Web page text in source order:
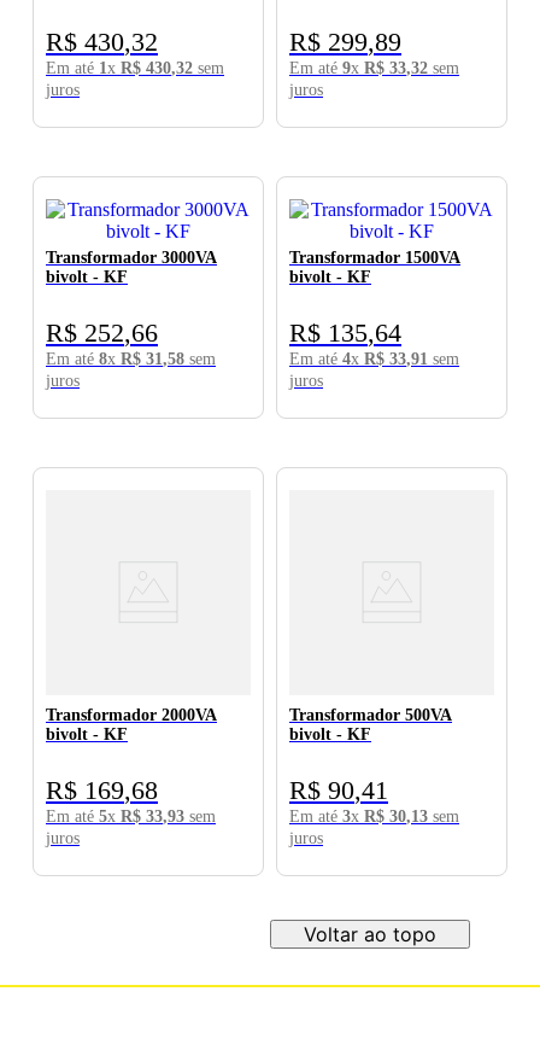
R$ 430,32
Em até 1x R$ 430,32 sem
juros
R$ 299,89
Em até 9x R$ 33,32 sem
juros
Transformador 3000VA
bivolt - KF
R$ 252,66
Em até 8x R$ 31,58 sem
juros
Transformador 1500VA
bivolt - KF
R$ 135,64
Em até 4x R$ 33,91 sem
juros
Transformador 2000VA
bivolt - KF
R$ 169,68
Em até 5x R$ 33,93 sem
juros
Transformador 500VA
bivolt - KF
R$ 90,41
Em até 3x R$ 30,13 sem
juros
Voltar ao topo